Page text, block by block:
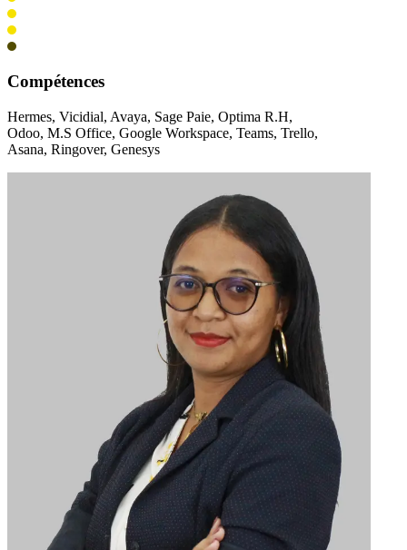
Compétences
Hermes, Vicidial, Avaya, Sage Paie, Optima R.H,
Odoo, M.S Office, Google Workspace, Teams, Trello,
Asana, Ringover, Genesys